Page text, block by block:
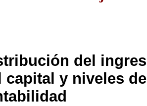
del
capital y niveles de